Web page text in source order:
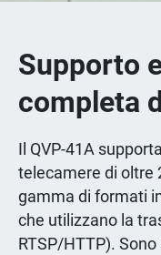
Supporto
completa
Il QVP-41A
telecamere di oltre
gamma di formati
che utilizzano la
RTSP/HTTP).